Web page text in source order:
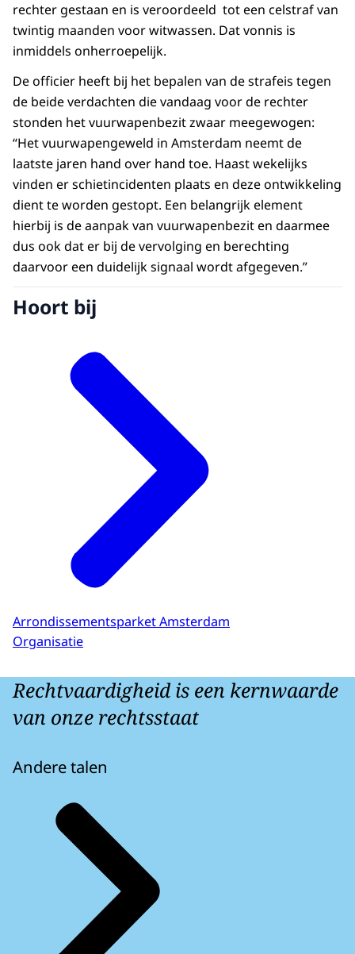
rechter gestaan en is veroordeeld tot een celstraf van
twintig maanden voor witwassen. Dat vonnis is
inmiddels onherroepelijk.
De officier heeft bij het bepalen van de strafeis tegen
de beide verdachten die vandaag voor de rechter
stonden het vuurwapenbezit zwaar meegewogen:
“Het vuurwapengeweld in Amsterdam neemt de
laatste jaren hand over hand toe. Haast wekelijks
vinden er schietincidenten plaats en deze ontwikkeling
dient te worden gestopt. Een belangrijk element
hierbij is de aanpak van vuurwapenbezit en daarmee
dus ook dat er bij de vervolging en berechting
daarvoor een duidelijk signaal wordt afgegeven.”
Hoort bij
Arrondissementsparket Amsterdam
Organisatie
Rechtvaardigheid is een kernwaarde
van onze rechtsstaat
Andere talen